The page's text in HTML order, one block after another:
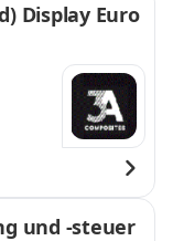
Display Euro
und -steuer